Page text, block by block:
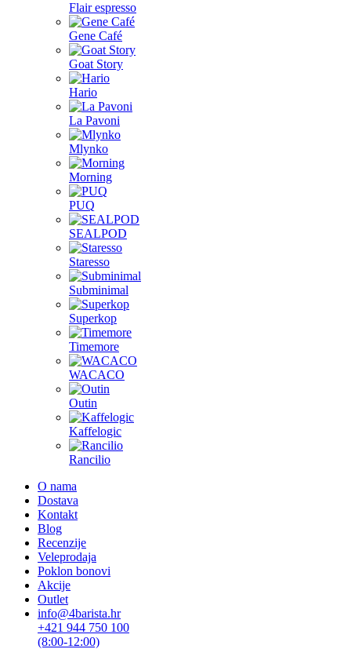
Flair espresso
Gene Café
Goat Story
Hario
La Pavoni
Mlynko
Morning
PUQ
SEALPOD
Staresso
Subminimal
Superkop
Timemore
WACACO
Outin
Kaffelogic
Rancilio
O nama
Dostava
Kontakt
Blog
Recenzije
Veleprodaja
Poklon bonovi
Akcije
Outlet
info@4barista.hr
+421 944 750 100
(8:00-12:00)